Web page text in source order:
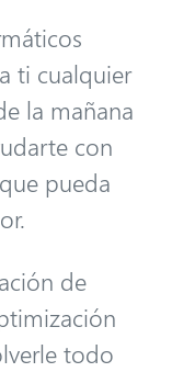
ti cualquier
la mañana
con
pueda
de
todo